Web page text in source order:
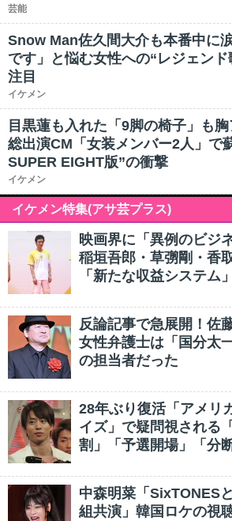
芸能
Snow Man佐久間大介も本番中に
です」と悩む女性への“レジェン
注目
イケメン
目黒蓮も入れた「9脚の椅子」も
総出演CM「女装メンバー2人」で
SUPER EIGHT版”の衝撃
イケメン
イケメン特集(アサ芸プラス)
映画界に「異例のビジ
稲垣吾郎・草彅剛・香
「新たな収益システム」
反論記事で急展開！佐
女性弁護士は「国分太
の担当者だった
28年ぶり復活「アメリ
イズ」で疑問視される
割」「予選開場」「分
中森明菜「SixTONES
組共演」韓国ロケの視